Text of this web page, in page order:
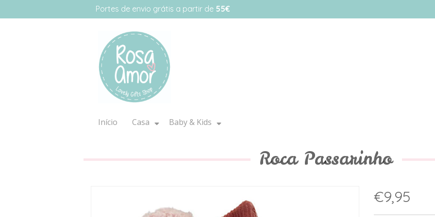
Portes de envio grátis a partir de 55€
Início Casa Baby & Kids
Roca Passarinho
€9,95